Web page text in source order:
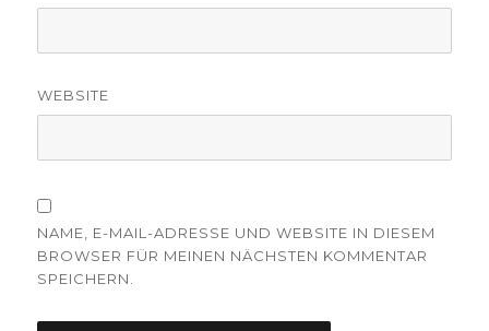
WEBSITE
NAME, E-MAIL-ADRESSE UND WEBSITE IN DIESEM
BROWSER FÜR MEINEN NÄCHSTEN KOMMENTAR
SPEICHERN.